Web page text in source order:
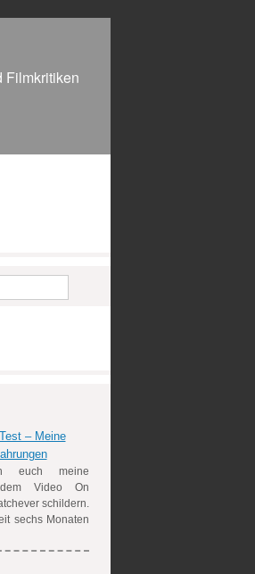
Filmkritiken
– Meine
euch meine
Video On
schildern.
sechs Monaten